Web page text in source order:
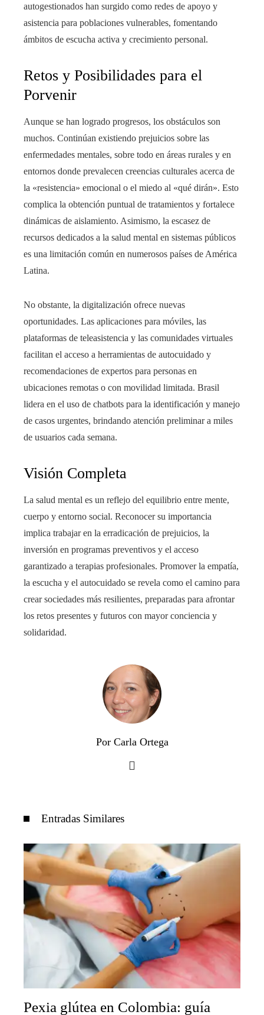
autogestionados han surgido como redes de apoyo y
asistencia para poblaciones vulnerables, fomentando
ámbitos de escucha activa y crecimiento personal.
Retos y Posibilidades para el
Porvenir
Aunque se han logrado progresos, los obstáculos son
muchos. Continúan existiendo prejuicios sobre las
enfermedades mentales, sobre todo en áreas rurales y en
entornos donde prevalecen creencias culturales acerca de
la «resistencia» emocional o el miedo al «qué dirán». Esto
complica la obtención puntual de tratamientos y fortalece
dinámicas de aislamiento. Asimismo, la escasez de
recursos dedicados a la salud mental en sistemas públicos
es una limitación común en numerosos países de América
Latina.
No obstante, la digitalización ofrece nuevas
oportunidades. Las aplicaciones para móviles, las
plataformas de teleasistencia y las comunidades virtuales
facilitan el acceso a herramientas de autocuidado y
recomendaciones de expertos para personas en
ubicaciones remotas o con movilidad limitada. Brasil
lidera en el uso de chatbots para la identificación y manejo
de casos urgentes, brindando atención preliminar a miles
de usuarios cada semana.
Visión Completa
La salud mental es un reflejo del equilibrio entre mente,
cuerpo y entorno social. Reconocer su importancia
implica trabajar en la erradicación de prejuicios, la
inversión en programas preventivos y el acceso
garantizado a terapias profesionales. Promover la empatía,
la escucha y el autocuidado se revela como el camino para
crear sociedades más resilientes, preparadas para afrontar
los retos presentes y futuros con mayor conciencia y
solidaridad.
Por Carla Ortega
Entradas Similares
Pexia glútea en Colombia: guía